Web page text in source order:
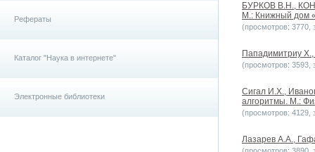
Рефераты
Каталог "Наука в интернете"
Электронные библиотеки
БУРКОВ В.Н.,
М.: Книжный дом
(просмотров: 3770,
Пападимитриу
(просмотров: 3593,
Сигал И.Х.,
алгоритмы. М.:
(просмотров: 4129,
Лазарев А.А.,